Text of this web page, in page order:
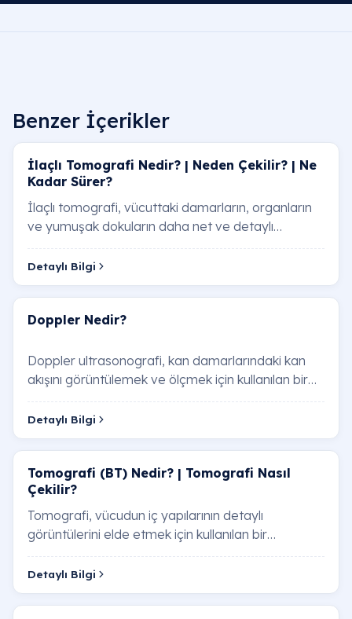
Benzer İçerikler
İlaçlı Tomografi Nedir? | Neden Çekilir? | Ne
Kadar Sürer?
İlaçlı tomografi, vücuttaki damarların, organların
ve yumuşak dokuların daha net ve detaylı
görüntülenebilmesi için "kontrast madde" adı ver…
Detaylı Bilgi
Doppler Nedir?
Doppler ultrasonografi, kan damarlarındaki kan
akışını görüntülemek ve ölçmek için kullanılan bir
görüntüleme yöntemidir. Ses dalgalarını ku…
Detaylı Bilgi
Tomografi (BT) Nedir? | Tomografi Nasıl
Çekilir?
Tomografi, vücudun iç yapılarının detaylı
görüntülerini elde etmek için kullanılan bir
radyolojik görüntüleme tekniğidir. X-ışınları ve bilg…
Detaylı Bilgi